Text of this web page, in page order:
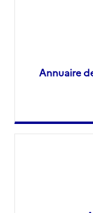
Annuaire